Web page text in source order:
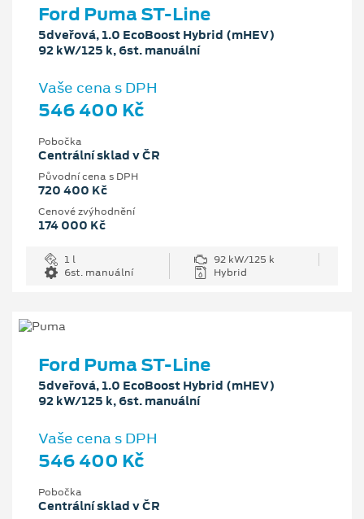
Ford Puma ST-Line
5dveřová, 1.0 EcoBoost Hybrid (mHEV)
92 kW/125 k, 6st. manuální
Vaše cena s DPH
546 400 Kč
Pobočka
Centrální sklad v ČR
Původní cena s DPH
720 400 Kč
Cenové zvýhodnění
174 000 Kč
1 l
92 kW/125 k
6st. manuální
Hybrid
Ford Puma ST-Line
5dveřová, 1.0 EcoBoost Hybrid (mHEV)
92 kW/125 k, 6st. manuální
Vaše cena s DPH
546 400 Kč
Pobočka
Centrální sklad v ČR